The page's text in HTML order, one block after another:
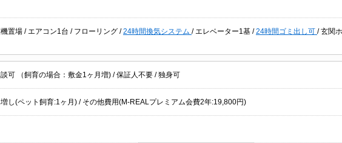
置場 / エアコン1台 / フローリング /24時間換気システム / エレベーター1基 /24時間ゴミ出し可 /玄関
可 （飼育の場合：敷金1ヶ月増) /保証人不要 /独身可
し(ペット飼育:1ヶ月) / その他費用(M-REALプレミアム会費2年:19,800円)